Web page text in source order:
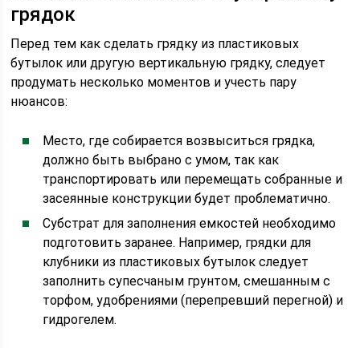
грядок
Перед тем как сделать грядку из пластиковых
бутылок или другую вертикальную грядку, следует
продумать несколько моментов и учесть пару
нюансов:
Место, где собирается возвыситься грядка,
должно быть выбрано с умом, так как
транспортировать или перемещать собранные и
засеянные конструкции будет проблематично.
Субстрат для заполнения емкостей необходимо
подготовить заранее. Например, грядки для
клубники из пластиковых бутылок следует
заполнить супесчаным грунтом, смешанным с
торфом, удобрениями (перепревший перегной) и
гидрогелем.